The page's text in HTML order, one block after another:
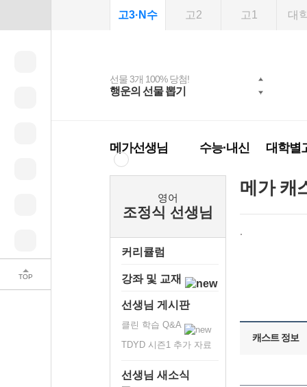
TOP
고3·N수 고2 고1 대
선물 3개 100% 당첨!
행운의 선물 뽑기
선물 100% 증정!
메가스터디 X 올리
여름방학 스터디 캐시
백
2027 러셀 단과
강사 공개선발
스마트러닝앱
설문 EVENT
메가패스
3일 무료 체험권
메가패스 수강생 무료
혜택!
사회공헌 캠페인
희망이룸 메가나눔
메가선생님 수능·내신 대학별
영어
조정식 선생님
커리큘럼
강좌 및 교재
선생님 게시판
클린 학습 Q&A
TDYD 시즌1 추가 자료
선생님 새소식
메가 캐
캐스트 정보